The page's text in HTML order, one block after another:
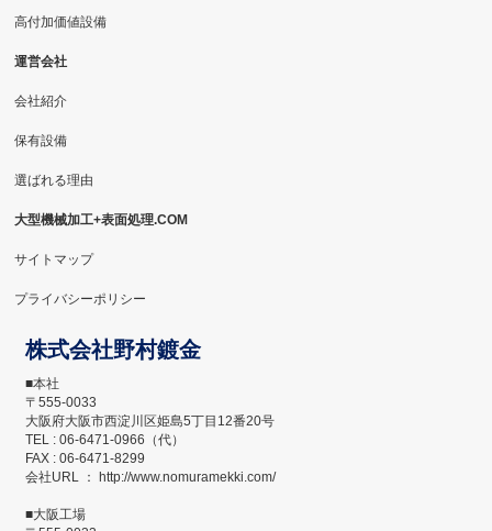
高付加価値設備
運営会社
会社紹介
保有設備
選ばれる理由
大型機械加工+表面処理.COM
サイトマップ
プライバシーポリシー
株式会社野村鍍金
■本社
〒555-0033
大阪府大阪市西淀川区姫島5丁目12番20号
TEL : 06-6471-0966（代）
FAX : 06-6471-8299
会社URL ： http://www.nomuramekki.com/
■大阪工場